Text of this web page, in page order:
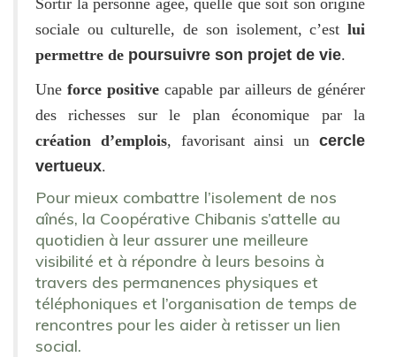
Sortir la personne âgée, quelle que soit son origine
sociale ou culturelle, de son isolement, c’est lui
permettre de poursuivre son projet de vie.
Uneforce positive capable par ailleurs de générer
des richesses sur le plan économique par la
création d’emplois, favorisant ainsi uncercle
vertueux.
Pour mieux combattre l’isolement de nos
aînés, la Coopérative Chibanis s’attelle au
quotidien à leur assurer une meilleure
visibilité et à répondre à leurs besoins à
travers des permanences physiques et
téléphoniques et l’organisation de temps de
rencontres pour les aider à retisser un lien
social.